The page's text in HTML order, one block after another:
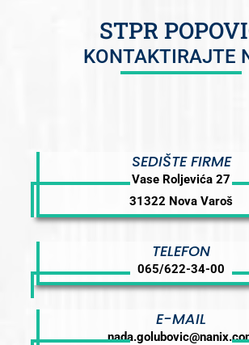
STPR
KONTAKTIRAJTE
SEDIŠTE FIRME
Vase Roljevića 27
31322 Nova Varoš
TELEFON
065/622-34-00
E-MAIL